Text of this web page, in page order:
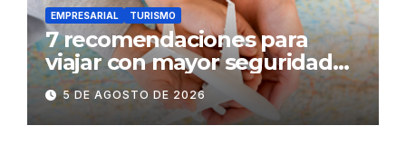
EMPRESARIAL TURISMO
7 recomendaciones para
viajar con mayor seguridad
dentro y fuera del Ecuador
5 DE AGOSTO DE 2026